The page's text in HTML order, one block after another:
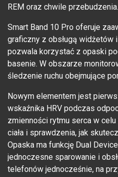
REM oraz chwile przebudzenia.
Smart Band 10 Pro oferuje
graficzny z obsługą widżetów
pozwala korzystać z opaski
basenie. W obszarze
śledzenie ruchu obejmujące
Nowym elementem jest
wskaźnika HRV podczas
zmienności rytmu serca w
ciała i sprawdzenia, jak
Opaska ma funkcję Dual
jednoczesne sparowanie i
telefonów jednocześnie, na